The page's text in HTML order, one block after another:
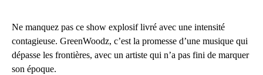
Ne manquez pas ce show explosif livré avec une intensité
contagieuse. GreenWoodz, c’est la promesse d’une musique qui
dépasse les frontières, avec un artiste qui n’a pas fini de marquer
son époque.